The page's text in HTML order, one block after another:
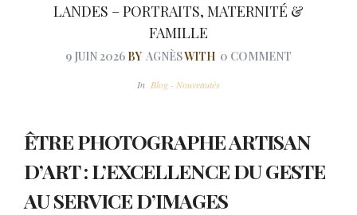
LANDES – PORTRAITS, MATERNITÉ &
FAMILLE
9 JUIN 2026 BY AGNÈSWITH 0 COMMENT
In Blog - Nouveautés
ÊTRE PHOTOGRAPHE ARTISAN
D’ART : L’EXCELLENCE DU GESTE
AU SERVICE D’IMAGES